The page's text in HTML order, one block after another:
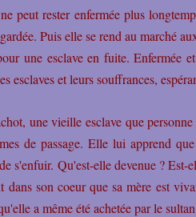
peut rester enfermée plus
Puis elle se rend au marché
une esclave en fuite. Enfermée
esclaves et leurs souffrances,
une vieille esclave que
de passage. Elle lui apprend
s'enfuir. Qu'est-elle devenue ?
dans son coeur que sa mère est
a même été achetée par le